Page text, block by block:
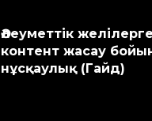
Әлеуметтік
контент жасау
нұсқаулық (Гайд)